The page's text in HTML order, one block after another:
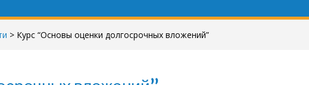
> Курс “Основы оценки долгосрочных вложений”